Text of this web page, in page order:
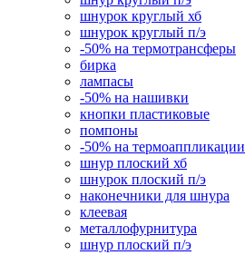
шнурок круглый хб
шнурок круглый п/э
-50% на термотрансферы
бирка
лампасы
-50% на нашивки
кнопки пластиковые
помпоны
-50% на термоаппликации
шнур плоский хб
шнурок плоский п/э
наконечники для шнура
клеевая
металлофурнитура
шнур плоский п/э